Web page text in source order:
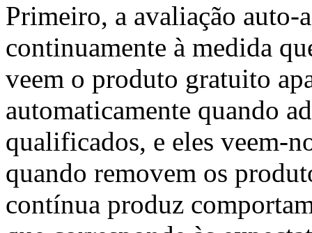
Primeiro, a avaliação auto-
continuamente à medida
veem o produto gratuito
automaticamente quando
qualificados, e eles veem-
quando removem os
contínua produz